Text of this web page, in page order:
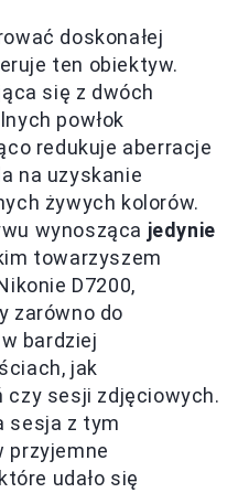
doskonałej
ten obiektyw.
się z dwóch
powłok
redukuje aberracje
na uzyskanie
żywych kolorów.
wynosząca jedynie
towarzyszem
D7200,
zarówno do
bardziej
jak
sesji zdjęciowych.
sesja z tym
przyjemne
udało się